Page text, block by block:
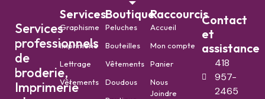
Services
professionnels
de
broderie,
Imprimerie
Services
Graphisme
Imprimerie
Lettrage
Vêtements
Boutique
Peluches
Bouteilles
Vêtements
Doudous
Raccourcis
Accueil
Mon compte
Panier
Nous
Joindre
Contact
et
assistance
418
957-
2465